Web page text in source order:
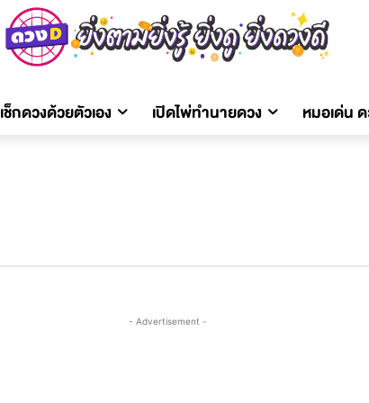
เช็กดวงด้วยตัวเอง เปิดไพ่ทำนายดวง หมอเด่น
- Advertisement -